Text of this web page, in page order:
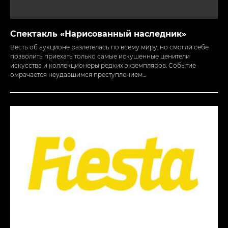
Спектакль «Нарисованный наследник»
Весть об аукционе разлетелась по всему миру, но смогли себе
позволить приехать только самые искушенные ценители
искусства и коллекционеры редких экземпляров. Событие
омрачается неудавшимся преступлением...
ОбсудимВаш праздник?
Заказать
Остались вопросы? Или готовы обсудить
форму и мы с вами свяжемся